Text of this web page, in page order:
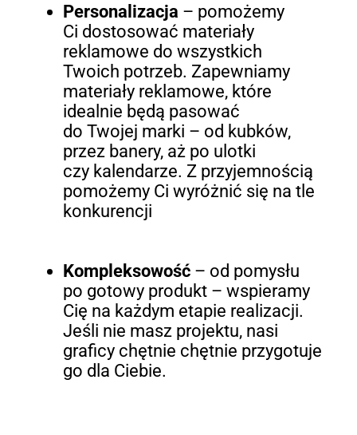
Personalizacja – pomożemy
Ci dostosować materiały
reklamowe do wszystkich
Twoich potrzeb. Zapewniamy
materiały reklamowe, które
idealnie będą pasować
do Twojej marki – od kubków,
przez banery, aż po ulotki
czy kalendarze. Z przyjemnością
pomożemy Ci wyróżnić się na tle
konkurencji
Kompleksowość– od pomysłu
po gotowy produkt – wspieramy
Cię na każdym etapie realizacji.
Jeśli nie masz projektu, nasi
graficy chętnie chętnie przygotuje
go dla Ciebie.